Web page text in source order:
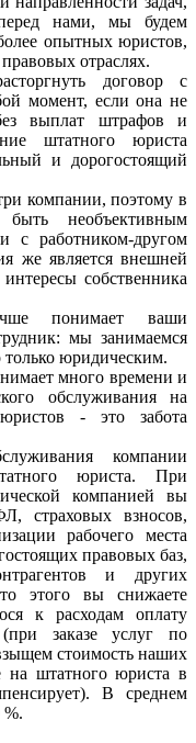
нами, мы будем
опытных юристов,
отраслях.
договор с
момент, если она не
выплат штрафов и
штатного юриста
и дорогостоящий
компании, поэтому в
необъективным
с работником-другом
же является внешней
собственника
понимает ваши
мы занимаемся
юридическим.
много времени и
обслуживания на
- это забота
компании
юриста. При
компанией вы
страховых взносов,
рабочего места
правовых баз,
и других
этого вы снижаете
к расходам оплату
заказе услуг по
стоимость наших
на штатного юриста в
В среднем
%.